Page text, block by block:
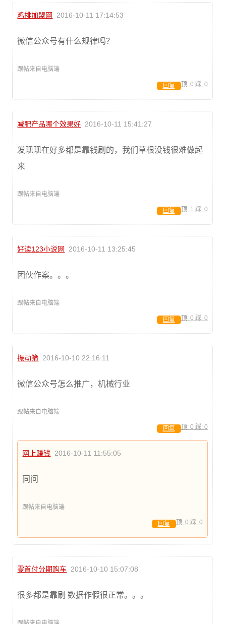
鸡排加盟网 2016-10-11 17:14:53
微信公众号有什么规律吗？
跟帖来自电脑端
顶: 0 踩: 0
回复
减肥产品哪个效果好 2016-10-11 15:41:27
发现现在好多都是靠钱刷的，我们草根没钱很难做起
来
跟帖来自电脑端
顶: 1 踩: 0
回复
好读123小说网 2016-10-11 13:25:45
团伙作案。。。
跟帖来自电脑端
顶: 0 踩: 0
回复
振动筛 2016-10-10 22:16:11
微信公众号怎么推广，机械行业
跟帖来自电脑端
顶: 0 踩: 0
回复
网上赚钱 2016-10-11 11:55:05
同问
跟帖来自电脑端
顶: 0 踩: 0
回复
零首付分期购车 2016-10-10 15:07:08
很多都是靠刷 数据作假很正常。。。